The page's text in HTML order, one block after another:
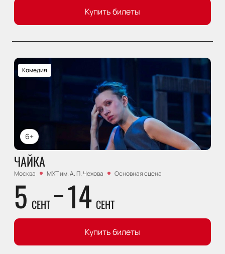
Купить билеты
6+
Комедия
ЧАЙКА
Москва МХТ им. А. П. Чехова Основная сцена
5 СЕНТ 14 СЕНТ
Купить билеты